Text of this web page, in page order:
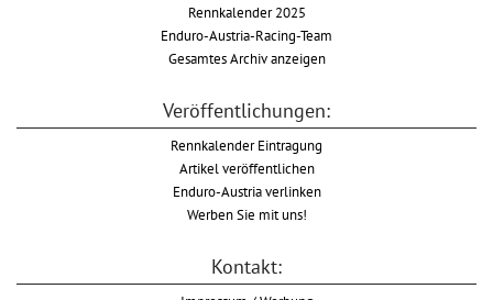
Rennkalender 2025
Enduro-Austria-Racing-Team
Gesamtes Archiv anzeigen
Veröffentlichungen:
Rennkalender Eintragung
Artikel veröffentlichen
Enduro-Austria verlinken
Werben Sie mit uns!
Kontakt: